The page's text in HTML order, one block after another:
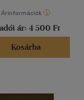
Árinformációk
ár: 4 500 Ft
Kosárba